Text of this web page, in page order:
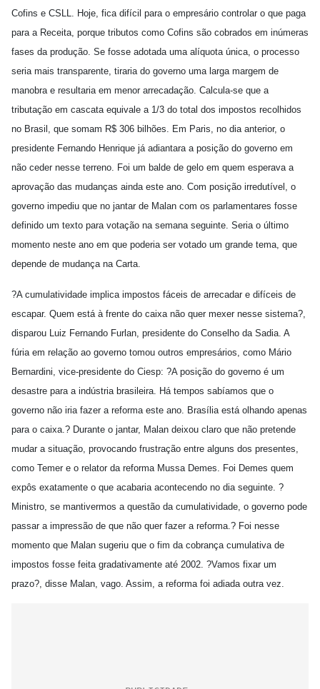
Cofins e CSLL. Hoje, fica difícil para o empresário controlar o que paga
para a Receita, porque tributos como Cofins são cobrados em inúmeras
fases da produção. Se fosse adotada uma alíquota única, o processo
seria mais transparente, tiraria do governo uma larga margem de
manobra e resultaria em menor arrecadação. Calcula-se que a
tributação em cascata equivale a 1/3 do total dos impostos recolhidos
no Brasil, que somam R$ 306 bilhões. Em Paris, no dia anterior, o
presidente Fernando Henrique já adiantara a posição do governo em
não ceder nesse terreno. Foi um balde de gelo em quem esperava a
aprovação das mudanças ainda este ano. Com posição irredutível, o
governo impediu que no jantar de Malan com os parlamentares fosse
definido um texto para votação na semana seguinte. Seria o último
momento neste ano em que poderia ser votado um grande tema, que
depende de mudança na Carta.
?A cumulatividade implica impostos fáceis de arrecadar e difíceis de
escapar. Quem está à frente do caixa não quer mexer nesse sistema?,
disparou Luiz Fernando Furlan, presidente do Conselho da Sadia. A
fúria em relação ao governo tomou outros empresários, como Mário
Bernardini, vice-presidente do Ciesp: ?A posição do governo é um
desastre para a indústria brasileira. Há tempos sabíamos que o
governo não iria fazer a reforma este ano. Brasília está olhando apenas
para o caixa.? Durante o jantar, Malan deixou claro que não pretende
mudar a situação, provocando frustração entre alguns dos presentes,
como Temer e o relator da reforma Mussa Demes. Foi Demes quem
expôs exatamente o que acabaria acontecendo no dia seguinte. ?
Ministro, se mantivermos a questão da cumulatividade, o governo pode
passar a impressão de que não quer fazer a reforma.? Foi nesse
momento que Malan sugeriu que o fim da cobrança cumulativa de
impostos fosse feita gradativamente até 2002. ?Vamos fixar um
prazo?, disse Malan, vago. Assim, a reforma foi adiada outra vez.